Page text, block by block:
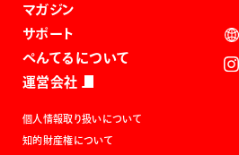
マガジン
サポート
ぺんてるについて
運営会社
個人情報取り扱いについて
知的財産権について